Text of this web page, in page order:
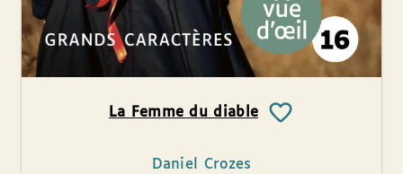
La Femme du diable
Daniel Crozes